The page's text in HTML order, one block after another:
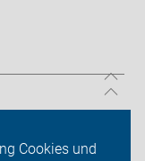
Cookies und